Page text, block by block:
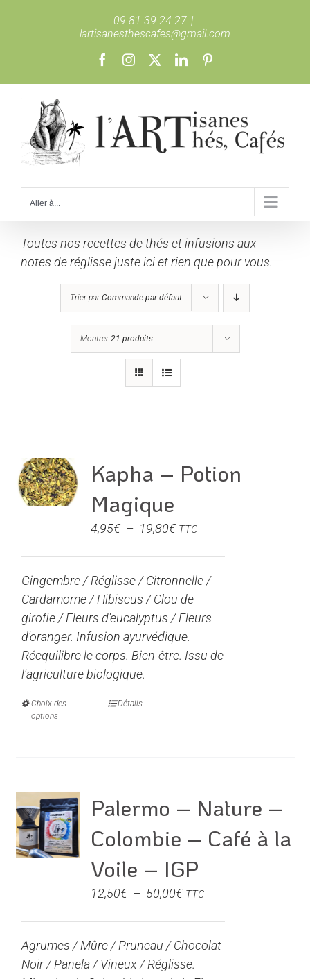
09 81 39 24 27 |
lartisanesthescafes@gmail.com
FacebookInstagram LinkedIn
Aller à...
Toutes nos recettes de thés et infusions aux
notes de réglisse juste ici et rien que pour vous.
Trier parCommande par défaut
Montrer21 produits
Kapha – Potion
Magique
4,95€ – 19,80€Plage
4,95€
à
19,80€
TTC
Gingembre / Réglisse / Citronnelle /
Cardamome / Hibiscus / Clou de
girofle / Fleurs d'eucalyptus / Fleurs
d'oranger. Infusion ayurvédique.
Réequilibre le corps. Bien-être. Issu de
l'agriculture biologique.
Choix des
options
Ce
Les
options
peuvent
choisies
sur
du
produit
Détails
Palermo – Nature –
Colombie – Café à la
Voile – IGP
12,50€ – 50,00€Plage
12,50€
à
TTC
Agrumes / Mûre / Pruneau / Chocolat
Noir / Panela / Vineux / Réglisse.